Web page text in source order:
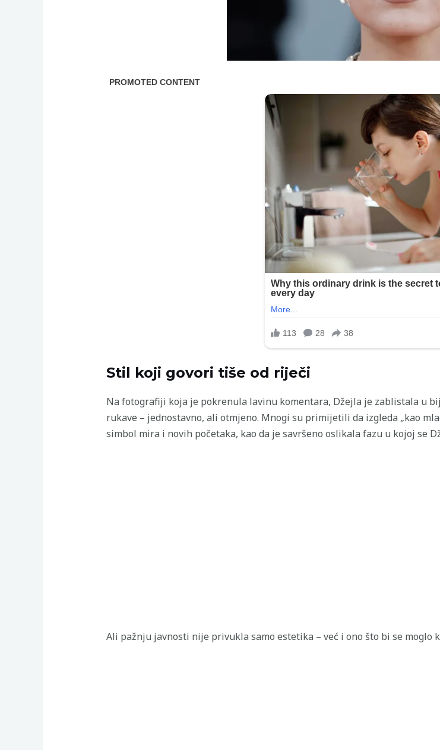
Stil koji govori tiše od riječi
Na fotografiji koja je pokrenula lavinu komentara, Džejla je zablistala u
rukave – jednostavno, ali otmjeno. Mnogi su primijetili da izgleda „kao
simbol mira i novih početaka, kao da je savršeno oslikala fazu u kojoj se
Ali pažnju javnosti nije privukla samo estetika – već i ono što bi se moglo